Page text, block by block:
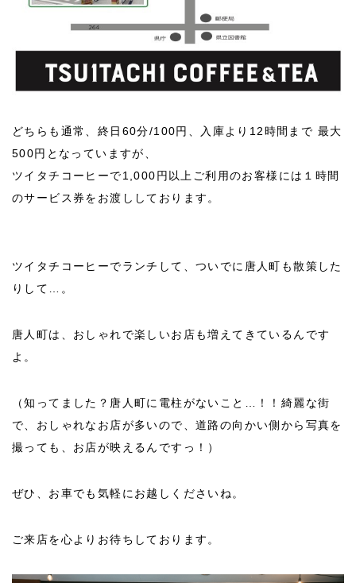
どちらも通常、終日60分/100円、入庫より12時間まで 最大
500円となっていますが、
ツイタチコーヒーで1,000円以上ご利用のお客様には１時間
のサービス券をお渡ししております。
ツイタチコーヒーでランチして、ついでに唐人町も散策した
りして…。
唐人町は、おしゃれで楽しいお店も増えてきているんです
よ。
（知ってました？唐人町に電柱がないこと…！！綺麗な街
で、おしゃれなお店が多いので、道路の向かい側から写真を
撮っても、お店が映えるんですっ！）
ぜひ、お車でも気軽にお越しくださいね。
ご来店を心よりお待ちしております。